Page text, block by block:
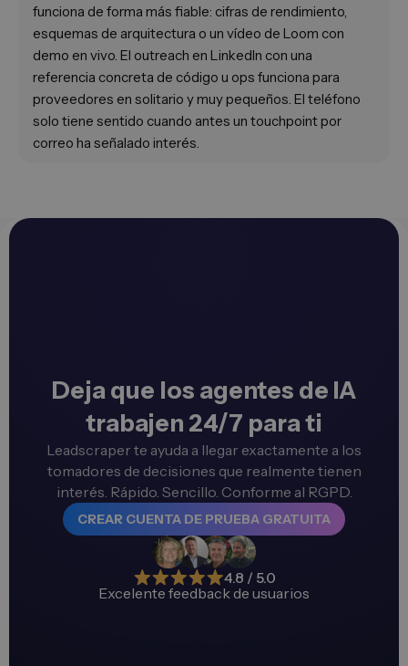
funciona de forma más fiable: cifras de rendimiento,
esquemas de arquitectura o un vídeo de Loom con
demo en vivo. El outreach en LinkedIn con una
referencia concreta de código u ops funciona para
proveedores en solitario y muy pequeños. El teléfono
solo tiene sentido cuando antes un touchpoint por
correo ha señalado interés.
Deja que los agentes de IA
trabajen 24/7 para ti
Leadscraper te ayuda a llegar exactamente a los
tomadores de decisiones que realmente tienen
interés. Rápido. Sencillo. Conforme al RGPD.
CREAR CUENTA DE PRUEBA GRATUITA
4.8 / 5.0
Excelente feedback de usuarios